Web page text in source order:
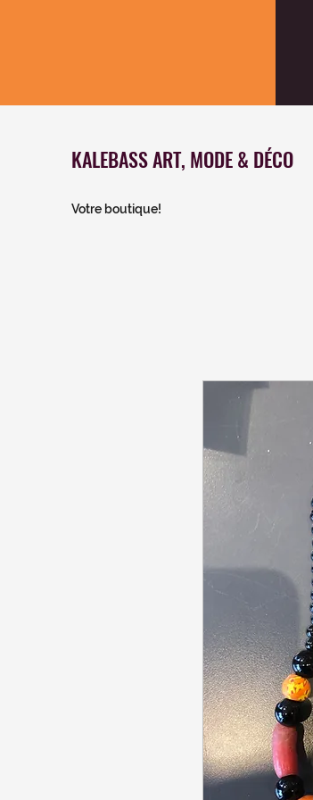
KALEBASS ART, MODE & DÉCO
Votre boutique!